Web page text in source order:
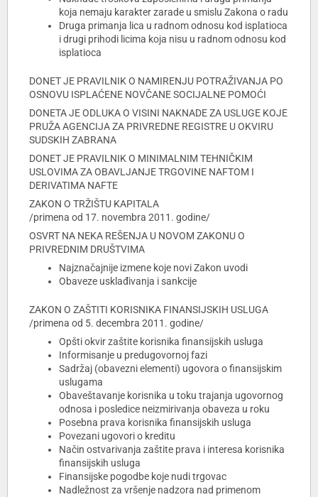
koja nemaju karakter zarade u smislu Zakona o radu
Druga primanja lica u radnom odnosu kod isplatioca
i drugi prihodi licima koja nisu u radnom odnosu kod
isplatioca
DONET JE PRAVILNIK O NAMIRENJU POTRAŽIVANJA PO
OSNOVU ISPLAĆENE NOVČANE SOCIJALNE POMOĆI
DONETA JE ODLUKA O VISINI NAKNADE ZA USLUGE KOJE
PRUŽA AGENCIJA ZA PRIVREDNE REGISTRE U OKVIRU
SUDSKIH ZABRANA
DONET JE PRAVILNIK O MINIMALNIM TEHNIČKIM
USLOVIMA ZA OBAVLJANJE TRGOVINE NAFTOM I
DERIVATIMA NAFTE
ZAKON O TRŽIŠTU KAPITALA
/primena od 17. novembra 2011. godine/
OSVRT NA NEKA REŠENJA U NOVOM ZAKONU O
PRIVREDNIM DRUŠTVIMA
Najznačajnije izmene koje novi Zakon uvodi
Obaveze usklađivanja i sankcije
ZAKON O ZAŠTITI KORISNIKA FINANSIJSKIH USLUGA
/primena od 5. decembra 2011. godine/
Opšti okvir zaštite korisnika finansijskih usluga
Informisanje u predugovornoj fazi
Sadržaj (obavezni elementi) ugovora o finansijskim
uslugama
Obaveštavanje korisnika u toku trajanja ugovornog
odnosa i posledice neizmirivanja obaveza u roku
Posebna prava korisnika finansijskih usluga
Povezani ugovori o kreditu
Način ostvarivanja zaštite prava i interesa korisnika
finansijskih usluga
Finansijske pogodbe koje nudi trgovac
Nadležnost za vršenje nadzora nad primenom